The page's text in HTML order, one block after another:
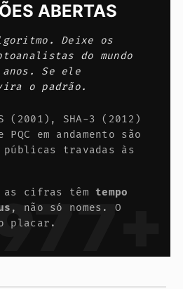
ABERTAS
Deixe os
do mundo
Se ele
o padrão.
(2001), SHA-3 (2012)
em andamento são
travadas às
as cifras têmtempo
, não só nomes. O
placar.